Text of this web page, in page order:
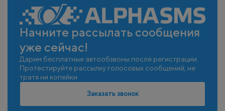
Начните рассылать сообщения
уже сейчас!
Дарим бесплатные автообзвоны после регистрации.
Протестируйте рассылку голосовых сообщений, не
тратя ни копейки
Заказать звонок